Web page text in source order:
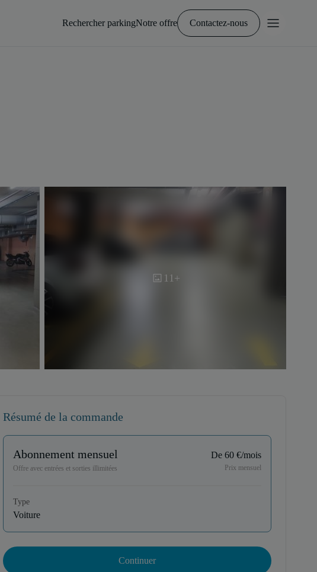
Rechercher parkingNotre offre Contactez-nous
11+
Résumé de la commande
Abonnement mensuel
Offre avec entrées et sorties illimitées
De 60 €/mois
Prix mensuel
Type
Voiture
Continuer